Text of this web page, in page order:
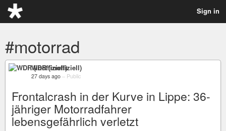
Sign in
#motorrad
WDR (inoffiziell)
27 days ago – Public
Frontalcrash in der Kurve in Lippe: 36-
jähriger Motorradfahrer
lebensgefährlich verletzt